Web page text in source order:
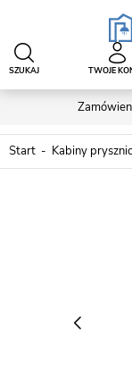
SZUKAJ TWOJE
Start Kabiny